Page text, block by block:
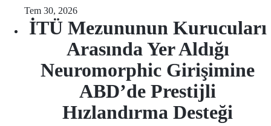
Tem 30, 2026
İTÜ Mezununun Kurucuları
Arasında Yer Aldığı
Neuromorphic Girişimine
ABD’de Prestijli
Hızlandırma Desteği